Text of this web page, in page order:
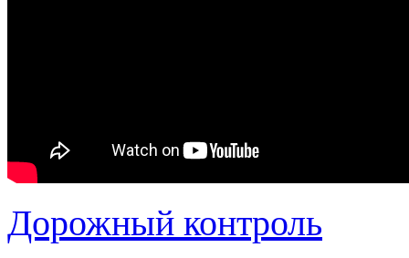
Дорожный контроль